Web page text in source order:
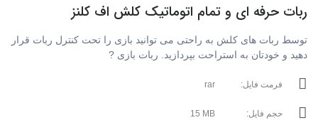
ربات حرفه ای و تمام اتوماتیک کلش اف کلنز
توسط ربات های کلش به راحتی می توانید بازی را تحت کنترل ربات قرار
دهید و خودتان به استراحت بپردازید. ربات بازی ?
فرمت فایل: rar
حجم فایل: 15 MB